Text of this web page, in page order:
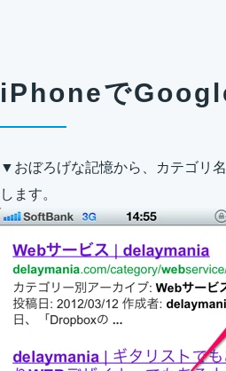
iPhoneで
▼おぼろげな記憶から、カテゴリ
します。